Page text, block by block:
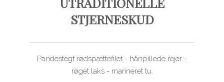
STJERNESKUD
Pandestegt rødspættefilet - hånpillede rejer -
røget laks - marineret tu.